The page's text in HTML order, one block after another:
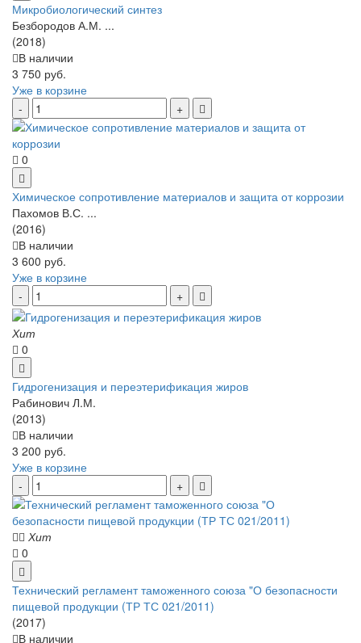
Микробиологический синтез
Безбородов А.М. ...
(2018)
В наличии
3 750 руб.
Уже в корзине
0
Химическое сопротивление материалов и защита от коррозии
Пахомов В.С. ...
(2016)
В наличии
3 600 руб.
Уже в корзине
Хит
0
Гидрогенизация и переэтерификация жиров
Рабинович Л.М.
(2013)
В наличии
3 200 руб.
Уже в корзине
Хит
0
Технический регламент таможенного союза "О безопасности
пищевой продукции (ТР ТС 021/2011)
(2017)
В наличии